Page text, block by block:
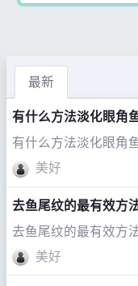
最新
有什么方法淡化眼角
有什么方法淡化眼角
美好
去鱼尾纹的最有效方
去鱼尾纹的最有效方
美好